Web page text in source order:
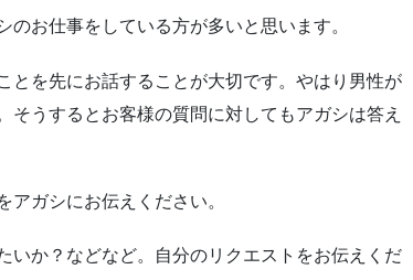
お仕事をしている方が多いと思います。
とを先にお話することが大切です。やはり男性が
うするとお客様の質問に対してもアガシは答え
ガシにお伝えください。
いか？などなど。自分のリクエストをお伝えくだ